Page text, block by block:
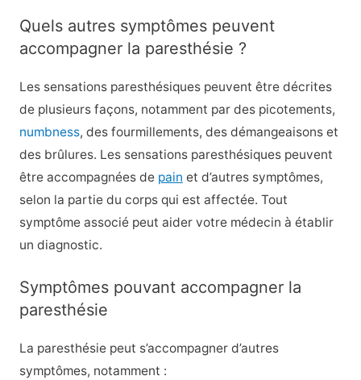
Quels autres symptômes peuvent
accompagner la paresthésie ?
Les sensations paresthésiques peuvent être décrites
de plusieurs façons, notamment par des picotements,
numbness, des fourmillements, des démangeaisons et
des brûlures. Les sensations paresthésiques peuvent
être accompagnées de pain et d’autres symptômes,
selon la partie du corps qui est affectée. Tout
symptôme associé peut aider votre médecin à établir
un diagnostic.
Symptômes pouvant accompagner la
paresthésie
La paresthésie peut s’accompagner d’autres
symptômes, notamment :